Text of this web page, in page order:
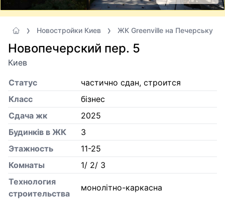
Новостройки Киев ЖК Greenville на Печерську
Новопечерский пер. 5
Киев
Статус
частично сдан, строится
Класс
бізнес
Сдача жк
2025
Будинків в ЖК
3
Этажность
11-25
Комнаты
1/ 2/ 3
Технология
строительства
монолітно-каркасна